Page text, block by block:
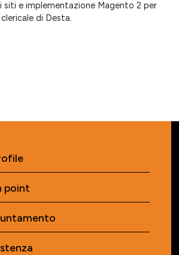
siti e implementazione Magento 2 per
di Desta.
point